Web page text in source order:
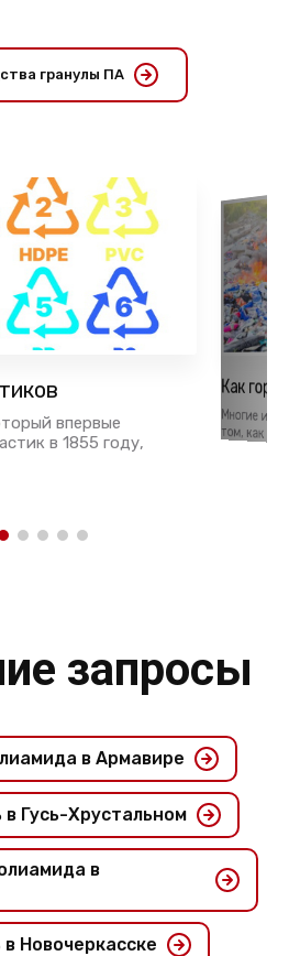
гранулы ПА
впервые
в 1855 году,
Как
Многие из
том, как
запросы
в Армавире
Гусь-Хрустальном
в
Новочеркасске